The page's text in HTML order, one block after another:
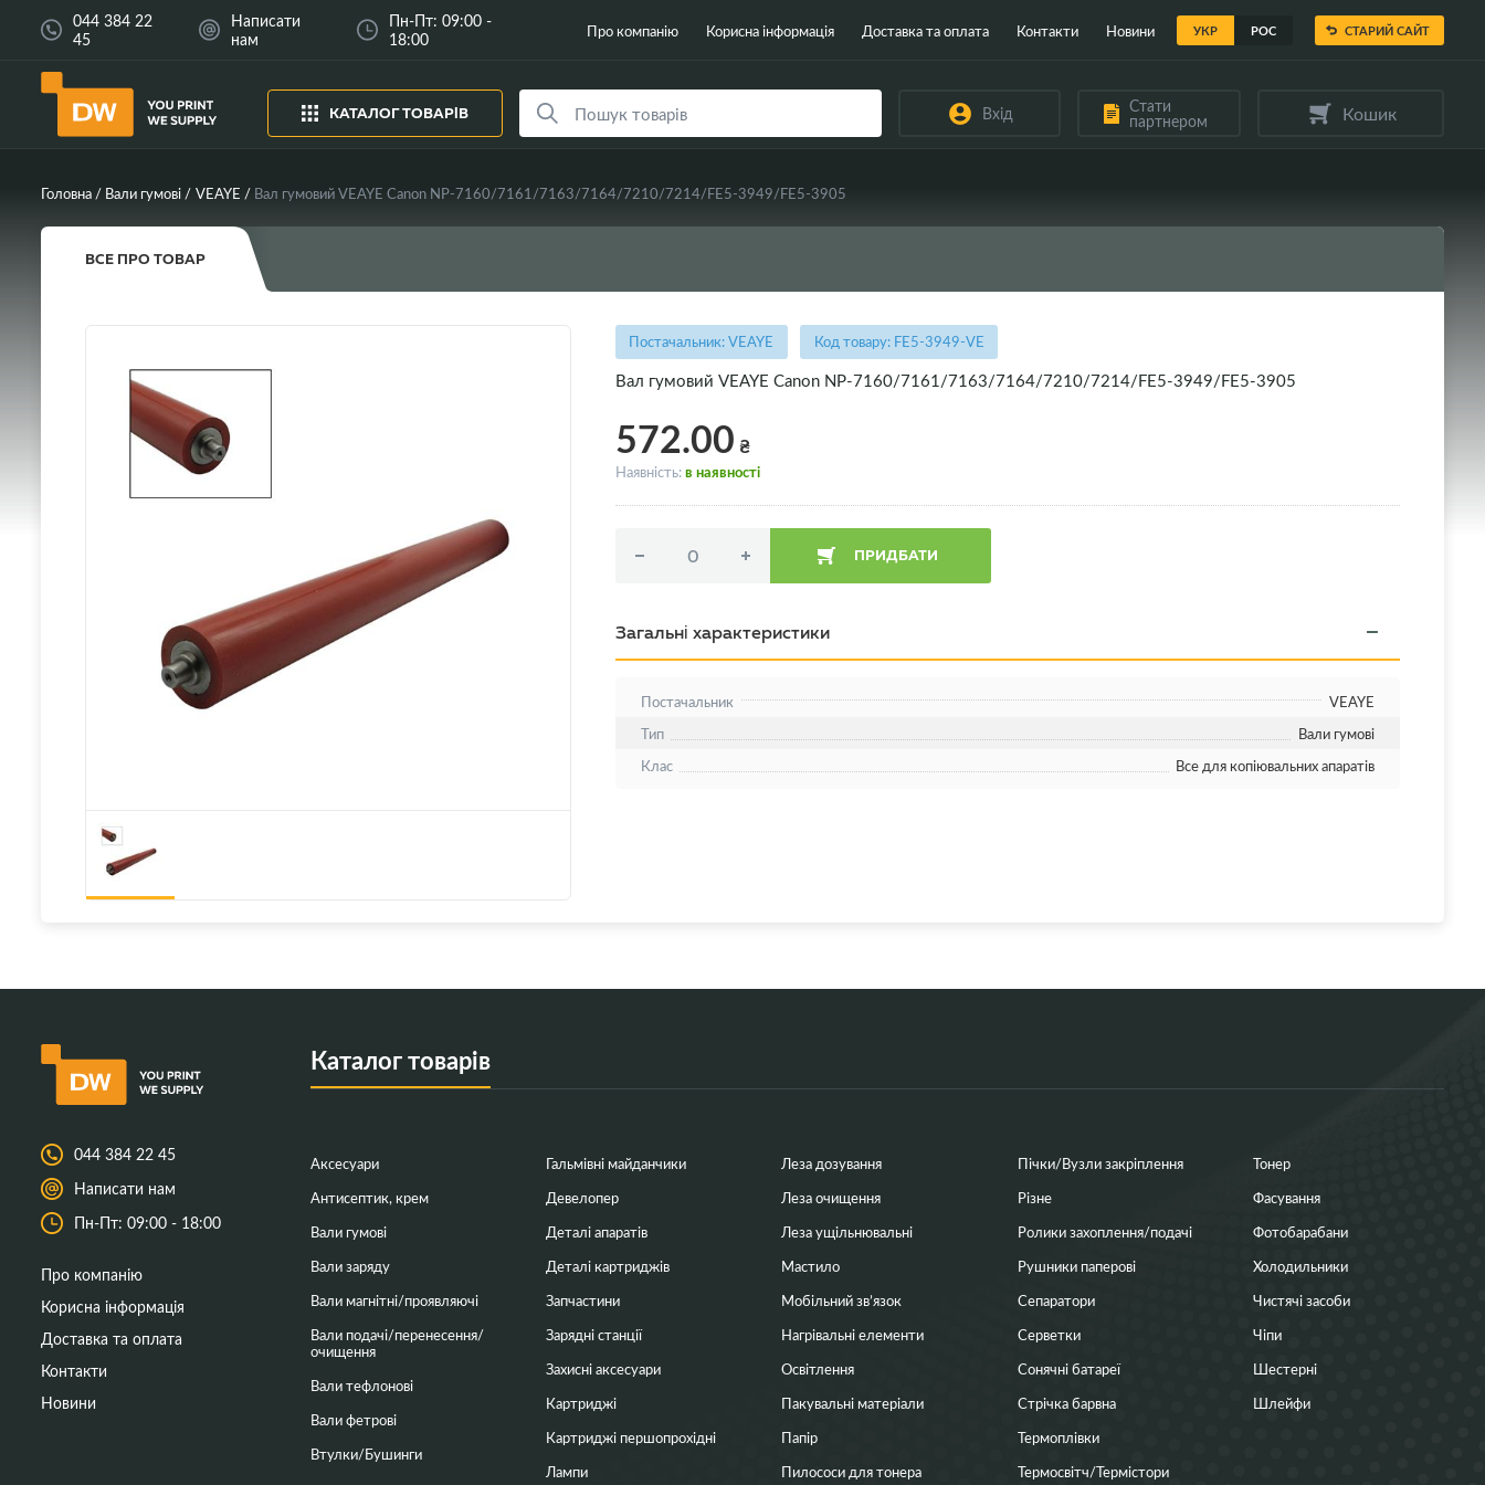
УКР РОС
044 384 22
45
Написати
нам
Пн-Пт: 09:00 -
18:00
Про компанію Корисна інформація Доставка та оплата Контакти Новини СТАРИЙ САЙТ
КАТАЛОГ ТОВАРІВ Вхід Стати
партнером Кошик
Головна Вали гумові VEAYE Вал гумовий VEAYE Canon NP-7160/7161/7163/7164/7210/7214/FE5-3949/FE5-3905
ВСЕ ПРО ТОВАР
Постачальник: VEAYE Код товару: FE5-3949-VE
Вал гумовий VEAYE Canon NP-7160/7161/7163/7164/7210/7214/FE5-3949/FE5-3905
572.00 ₴
Наявність:в наявності
ПРИДБАТИ
Загальні характеристики
Постачальник
VEAYE
Тип
Вали гумові
Клас
Все для копіювальних апаратів
044 384 22 45
Написати нам
Пн-Пт: 09:00 - 18:00
Про компанію
Корисна інформація
Доставка та оплата
Контакти
Новини
Каталог товарів
Аксесуари
Антисептик, крем
Вали гумові
Вали заряду
Вали магнітні/проявляючі
Вали подачі/перенесення/
очищення
Вали тефлонові
Вали фетрові
Втулки/Бушинги
Гальмівні майданчики
Девелопер
Деталі апаратів
Деталі картриджів
Запчастини
Зарядні станції
Захисні аксесуари
Картриджі
Картриджі першопрохідні
Лампи
Леза дозування
Леза очищення
Леза ущільнювальні
Мастило
Мобільний зв’язок
Нагрівальні елементи
Освітлення
Пакувальні матеріали
Папір
Пилососи для тонера
Пічки/Вузли закріплення
Різне
Ролики захоплення/подачі
Рушники паперові
Сепаратори
Серветки
Сонячні батареї
Стрічка барвна
Термоплівки
Термосвітч/Термістори
Тонер
Фасування
Фотобарабани
Холодильники
Чистячі засоби
Чіпи
Шестерні
Шлейфи